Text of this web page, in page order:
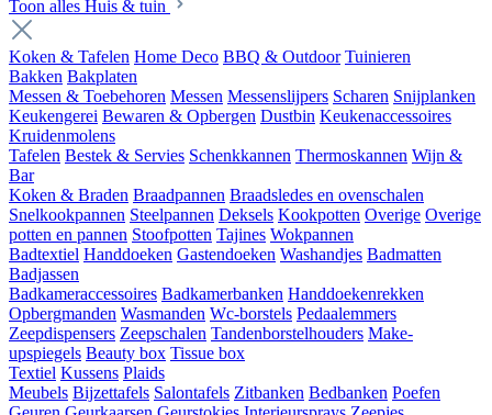
Toon alles Huis & tuin
Koken & Tafelen Home Deco BBQ & Outdoor Tuinieren
Bakken Bakplaten
Messen & Toebehoren Messen Messenslijpers Scharen Snijplanken
Keukengerei Bewaren & Opbergen Dustbin Keukenaccessoires
Kruidenmolens
Tafelen Bestek & Servies Schenkkannen Thermoskannen Wijn &
Bar
Koken & Braden Braadpannen Braadsledes en ovenschalen
Snelkookpannen Steelpannen Deksels Kookpotten Overige Overige
potten en pannen Stoofpotten Tajines Wokpannen
Badtextiel Handdoeken Gastendoeken Washandjes Badmatten
Badjassen
Badkameraccessoires Badkamerbanken Handdoekenrekken
Opbergmanden Wasmanden Wc-borstels Pedaalemmers
Zeepdispensers Zeepschalen Tandenborstelhouders Make-
upspiegels Beauty box Tissue box
Textiel Kussens Plaids
Meubels Bijzettafels Salontafels Zitbanken Bedbanken Poefen